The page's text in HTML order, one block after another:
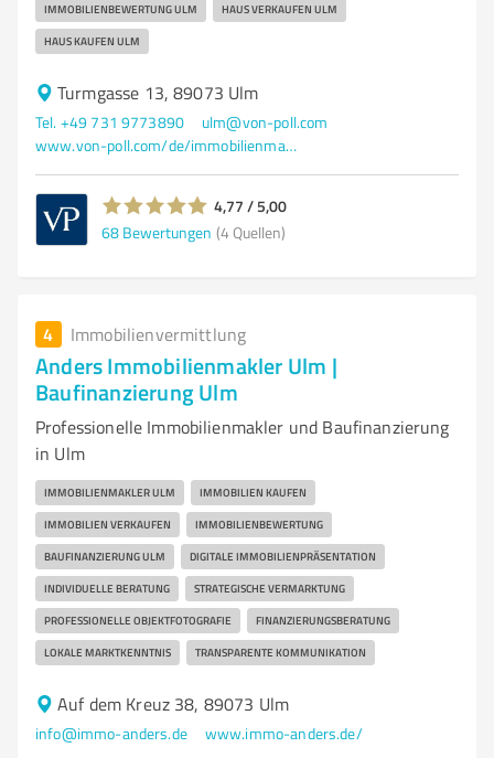
IMMOBILIENBEWERTUNG ULM HAUS VERKAUFEN ULM
HAUS KAUFEN ULM
Turmgasse 13, 89073 Ulm
Tel. +49 731 9773890
ulm@von-poll.com
www.von-poll.com/de/immobilienmakler/ulm
4,77 / 5,00
68 Bewertungen (4 Quellen)
4 Immobilienvermittlung
Anders Immobilienmakler Ulm |
Baufinanzierung Ulm
Professionelle Immobilienmakler und Baufinanzierung
in Ulm
IMMOBILIENMAKLER ULM IMMOBILIEN KAUFEN
IMMOBILIEN VERKAUFEN IMMOBILIENBEWERTUNG
BAUFINANZIERUNG ULM DIGITALE IMMOBILIENPRÄSENTATION
INDIVIDUELLE BERATUNG STRATEGISCHE VERMARKTUNG
PROFESSIONELLE OBJEKTFOTOGRAFIE FINANZIERUNGSBERATUNG
LOKALE MARKTKENNTNIS TRANSPARENTE KOMMUNIKATION
Auf dem Kreuz 38, 89073 Ulm
info@immo-anders.de www.immo-anders.de/